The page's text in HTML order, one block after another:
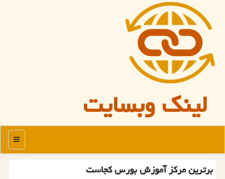
لینک وبسایت
منو
برترین مركز آموزش بورس كجاست